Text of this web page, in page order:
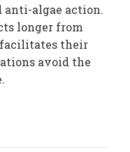
algae action.
longer from
their
avoid the